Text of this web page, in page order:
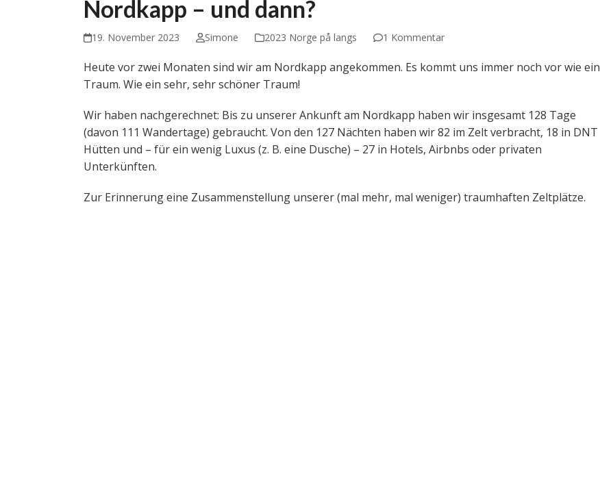
Nordkapp – und dann?
19. November 2023 Simone 2023 Norge på langs 1 Kommentar
Heute vor zwei Monaten sind wir am Nordkapp angekommen. Es kommt uns immer noch vor wie ein
Traum. Wie ein sehr, sehr schöner Traum!
Wir haben nachgerechnet: Bis zu unserer Ankunft am Nordkapp haben wir insgesamt 128 Tage
(davon 111 Wandertage) gebraucht. Von den 127 Nächten haben wir 82 im Zelt verbracht, 18 in DNT
Hütten und – für ein wenig Luxus (z. B. eine Dusche) – 27 in Hotels, Airbnbs oder privaten
Unterkünften.
Zur Erinnerung eine Zusammenstellung unserer (mal mehr, mal weniger) traumhaften Zeltplätze.